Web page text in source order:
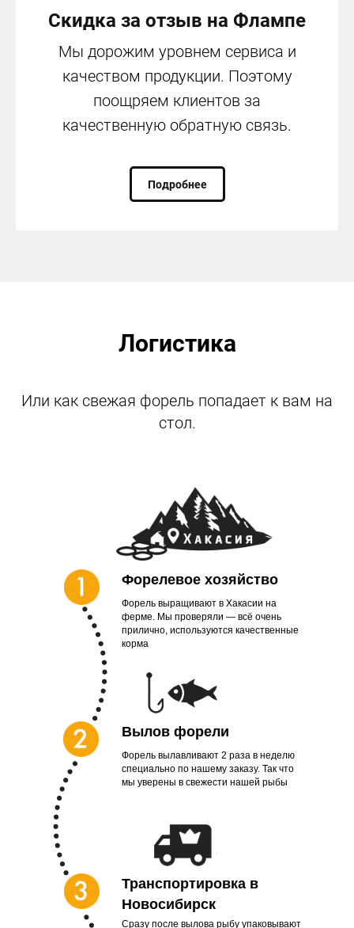
Скидка за отзыв на Флампе
Мы дорожим уровнем сервиса и
качеством продукции. Поэтому
поощряем клиентов за
качественную обратную связь.
Подробнее
Логистика
Или как свежая форель попадает к вам на
стол.
Форелевое хозяйство
Форель выращивают в Хакасии на
ферме. Мы проверяли — всё очень
прилично, используются качественные
корма
Сразу после вылова рыбу упаковывают
Транспортировка в
Новосибирск
Вылов форели
Форель вылавливают 2 раза в неделю
специально по нашему заказу. Так что
мы уверены в свежести нашей рыбы